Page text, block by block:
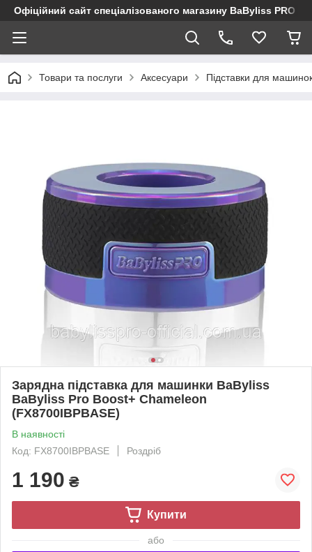
Офіційний сайт спеціалізованого магазину BaByliss PRO
Товари та послуги Аксесуари Підставки для
Зарядна підставка для машинки BaByliss
BaByliss Pro Boost+ Chameleon
(FX8700IBPBASE)
В наявності
Код: FX8700IBPBASE
Роздріб
1 190 ₴
Купити
або